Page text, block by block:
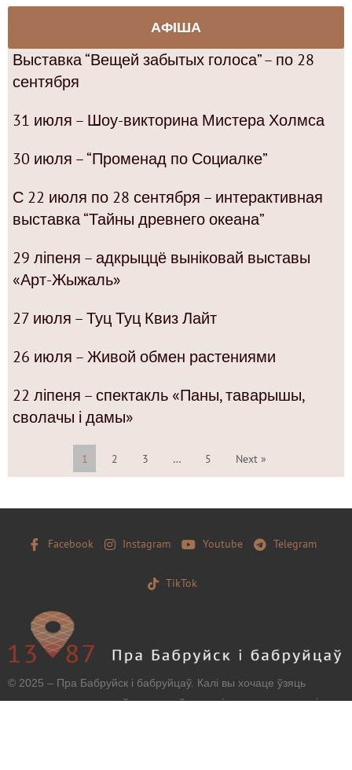
АФІША
Выставка “Вещей забытых голоса” – по 28
сентября
31 июля – Шоу-викторина Мистера Холмса
30 июля – “Променад по Социалке”
С 22 июля по 28 сентября – интерактивная
выставка “Тайны древнего океана”
29 ліпеня – адкрыццё выніковай выставы
«Арт-Жыжаль»
27 июля – Туц Туц Квиз Лайт
26 июля – Живой обмен растениями
22 ліпеня – спектакль «Паны, таварышы,
сволачы і дамы»
1 2 3 … 5 Next »
Facebook Instagram Youtube Telegram
TikTok
© 2025 – Пра Бабруйск і бабруйцаў. Калі вы хочаце ўзяць
матэрыял з нашага сайту, захавайце, калі ласка, загаловак і